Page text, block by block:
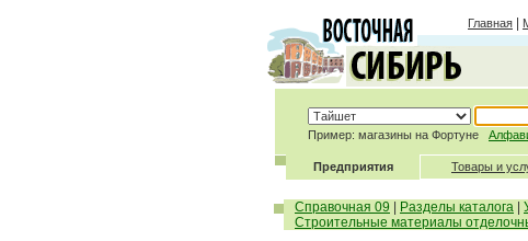
Главная
Пример: магазины на Фортуне
Предприятия Товары и
Справочная 09 Разделы каталога
Строительные материалы